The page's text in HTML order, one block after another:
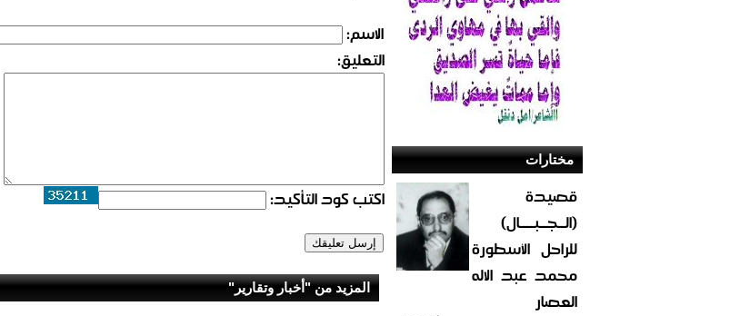
مختارات
قصيدة
(الــجــبــــال)
للراحل الأسطورة
محمد عبد الاله
العصار
الاسم:
التعليق:
اكتب كود التأكيد:
المزيد من "أخبار وتقارير"